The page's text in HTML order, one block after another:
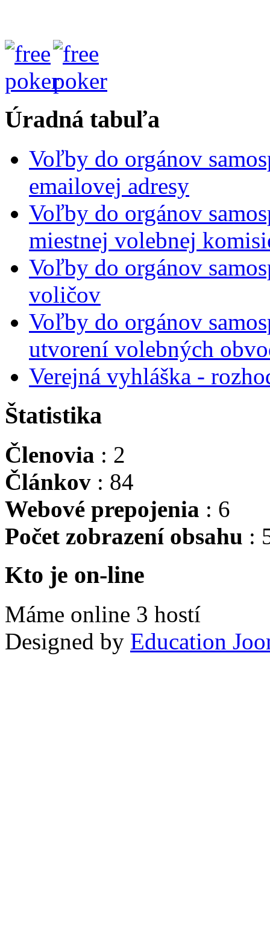
Úradná tabuľa
Voľby do orgánov
emailovej adresy
Voľby do orgánov
miestnej volebnej
Voľby do orgánov
voličov
Voľby do orgánov
utvorení volebných
Verejná vyhláška -
Štatistika
Členovia : 2
Článkov : 84
Webové prepojenia : 6
Počet zobrazení obsahu :
Kto je on-line
Máme online 3 hostí
Designed by Education